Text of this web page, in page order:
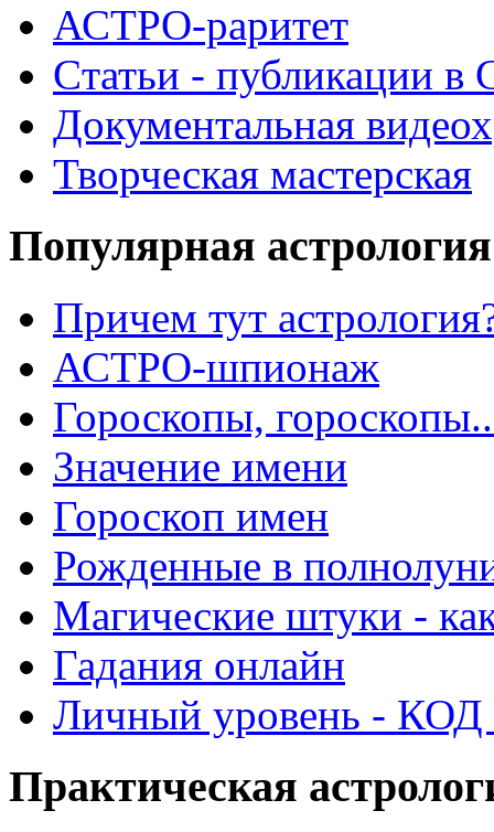
АСТРО-раритет
Cтатьи - публикации
Документальная
Творческая мастерская
Популярная астрология
Причем тут
АСТРО-шпионаж
Гороскопы,
Значение имени
Гороскоп имен
Рожденные в
Магические штуки -
Гадания онлайн
Личный уровень - КОД
Практическая